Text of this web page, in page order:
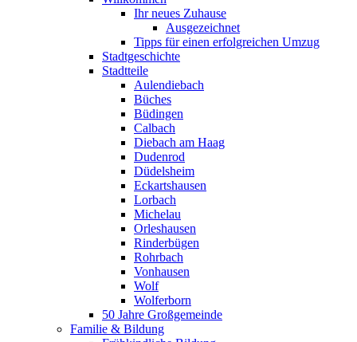
Ihr neues Zuhause
Ausgezeichnet
Tipps für einen erfolgreichen Umzug
Stadtgeschichte
Stadtteile
Aulendiebach
Büches
Büdingen
Calbach
Diebach am Haag
Dudenrod
Düdelsheim
Eckartshausen
Lorbach
Michelau
Orleshausen
Rinderbügen
Rohrbach
Vonhausen
Wolf
Wolferborn
50 Jahre Großgemeinde
Familie & Bildung